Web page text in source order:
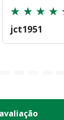
jct1951